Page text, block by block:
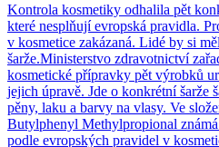
Kontrola kosmetiky odhalila pět
které nesplňují evropská pravidla.
v kosmetice zakázaná. Lidé by si
šarže.Ministerstvo zdravotnictví
kosmetické přípravky pět výrobků
jejich úpravě. Jde o konkrétní šarže
pěny, laku a barvy na vlasy. Ve
Butylphenyl Methylpropional
podle evropských pravidel v